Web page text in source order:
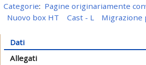
Categorie: Pagine originariamente
Nuovo box HT
Cast - L Migrazione
Dati
Allegati